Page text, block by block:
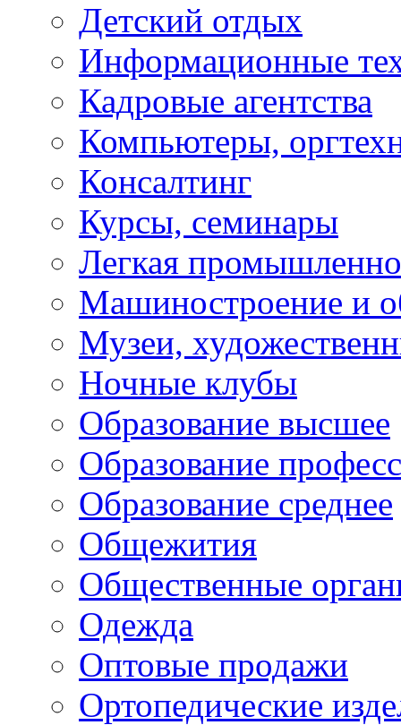
Детский отдых
Информационные
Кадровые агентства
Компьютеры,
Консалтинг
Курсы, семинары
Легкая
Машиностроение и
Музеи,
Ночные клубы
Образование высшее
Образование
Образование среднее
Общежития
Общественные
Одежда
Оптовые продажи
Ортопедические